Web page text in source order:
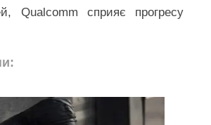
Qualcomm сприяє прогресу